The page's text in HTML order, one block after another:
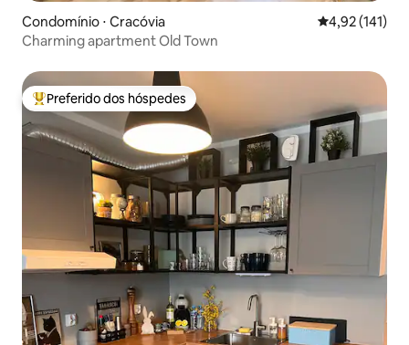
Condomínio ⋅ Cracóvia 4,92 de uma
4,92 (141)
Charming apartment Old Town
Entre os melhores preferidos dos hóspedes
Preferido dos hóspedes